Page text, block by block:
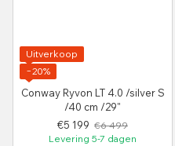
Uitverkoop
−20%
Conway Ryvon LT 4.0 /silver S
/40 cm /29"
€5 199 €6 499
Levering 5-7 dagen